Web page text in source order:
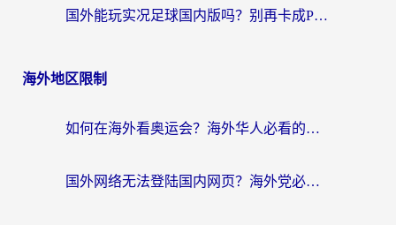
国外能玩实况足球国内版吗？别再卡成PPT！海外党国服游戏加速全攻略
海外地区限制
如何在海外看奥运会？海外华人必看的体育赛事直播终极指南
国外网络无法登陆国内网页？海外党必看：选对回国加速器实现无缝访问